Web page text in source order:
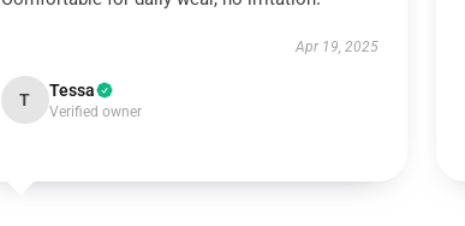
Apr 19, 2025
T Tessa
Verified owner